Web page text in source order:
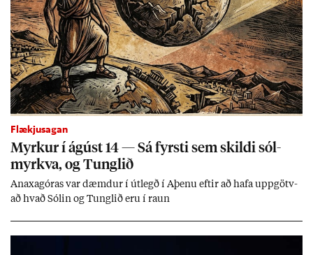
Flækjusagan
Myrk­ur í ág­úst 14 — Sá fyrsti sem skildi sól­
myrkva, og Tungl­ið
An­axagór­as var dæmd­ur í út­legð í Aþenu eft­ir að hafa upp­götv­
að hvað Sól­in og Tungl­ið eru í raun